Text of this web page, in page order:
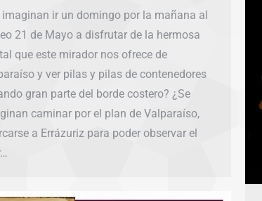
imaginan ir un domingo por la mañana al
21 de Mayo a disfrutar de la hermosa
que este mirador nos ofrece de
y ver pilas y pilas de contenedores
gran parte del borde costero? ¿Se
caminar por el plan de Valparaíso,
a Errázuriz para poder observar el